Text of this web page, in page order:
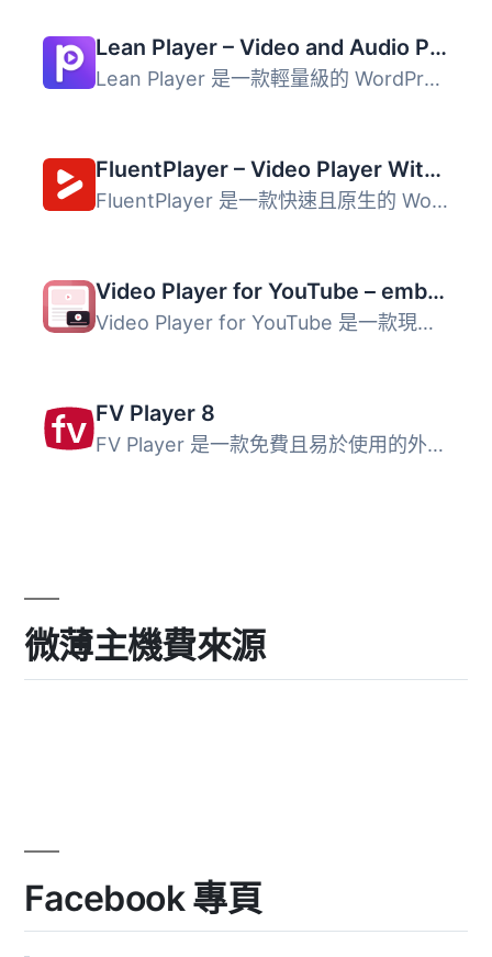
Lean Player – Video and Audio Player with Playlist for WordPress, Elementor and Gutenberg
Lean Player 是一款輕量級的 WordPress 視頻與音頻播放器，支...
FluentPlayer – Video Player With Forms & Lead Capture
FluentPlayer 是一款快速且原生的 WordPress 影片與音訊播放...
Video Player for YouTube – embed videos your visitors will love to watch
Video Player for YouTube 是一款現代化、輕量且可完全自訂的...
FV Player 8
FV Player 是一款免費且易於使用的外掛，提供完整的解決方案...
微薄主機費來源
Facebook 專頁